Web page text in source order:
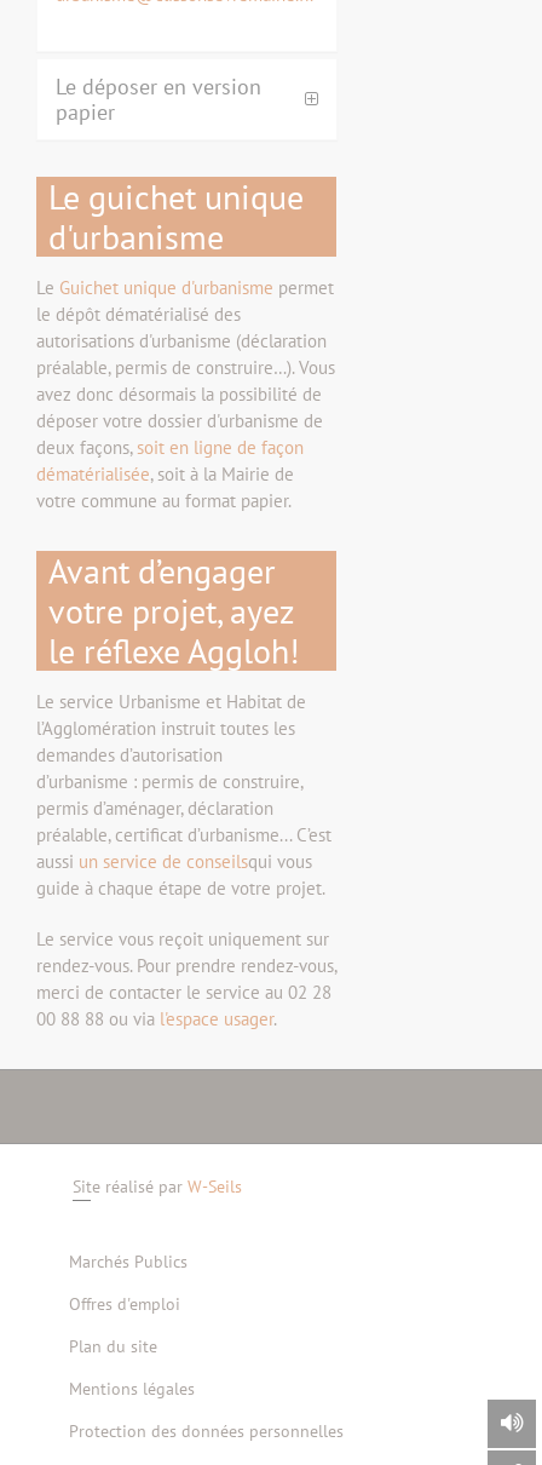
Le déposer en version
papier
Le guichet unique
d'urbanisme
Le Guichet unique d'urbanisme permet
le dépôt dématérialisé des
autorisations d'urbanisme (déclaration
préalable, permis de construire…). Vous
avez donc désormais la possibilité de
déposer votre dossier d'urbanisme de
deux façons,soit en ligne de façon
dématérialisée, soit à la Mairie de
votre commune au format papier.
Avant d’engager
votre projet, ayez
le réflexe Aggloh!
Le service Urbanisme et Habitat de
l’Agglomération instruit toutes les
demandes d’autorisation
d’urbanisme : permis de construire,
permis d’aménager, déclaration
préalable, certificat d’urbanisme... C’est
aussi un service de conseilsqui vous
guide à chaque étape de votre projet.
Le service vous reçoit uniquement sur
rendez-vous. Pour prendre rendez-vous,
merci de contacter le service au 02 28
00 88 88 ou via l'espace usager.
Site réalisé par W-Seils
Marchés Publics
Offres d'emploi
Plan du site
Mentions légales
Protection des données personnelles